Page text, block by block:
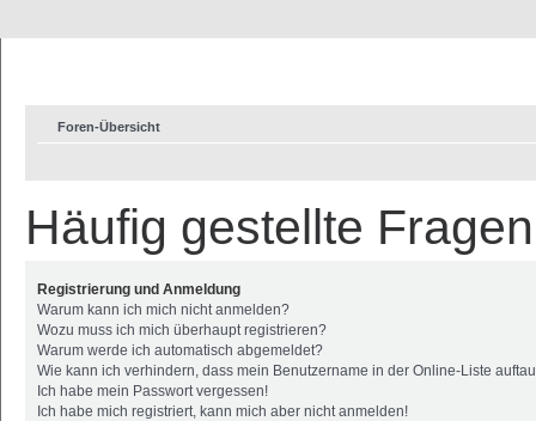
Foren-Übersicht
Häufig gestellte Fragen
Registrierung und Anmeldung
Warum kann ich mich nicht anmelden?
Wozu muss ich mich überhaupt registrieren?
Warum werde ich automatisch abgemeldet?
Wie kann ich verhindern, dass mein Benutzername in der Online-Liste
Ich habe mein Passwort vergessen!
Ich habe mich registriert, kann mich aber nicht anmelden!